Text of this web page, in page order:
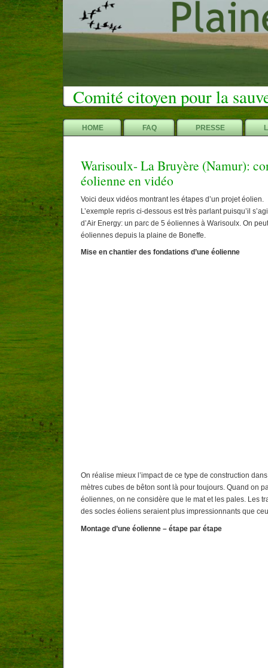
Comité citoyen pour la
HOME FAQ PRESSE
Warisoulx- La Bruyère (Namur):
éolienne en vidéo
Voici deux vidéos montrant les étapes d’un projet éolien.
L’exemple repris ci-dessous est très parlant puisqu’il
d’Air Energy: un parc de 5 éoliennes à Warisoulx. On
éoliennes depuis la plaine de Boneffe.
Mise en chantier des fondations d’une éolienne
On réalise mieux l’impact de ce type de construction
mètres cubes de bêton sont là pour toujours. Quand on
éoliennes, on ne considère que le mat et les pales. Les
des socles éoliens seraient plus impressionnants que
Montage d’une éolienne – étape par étape